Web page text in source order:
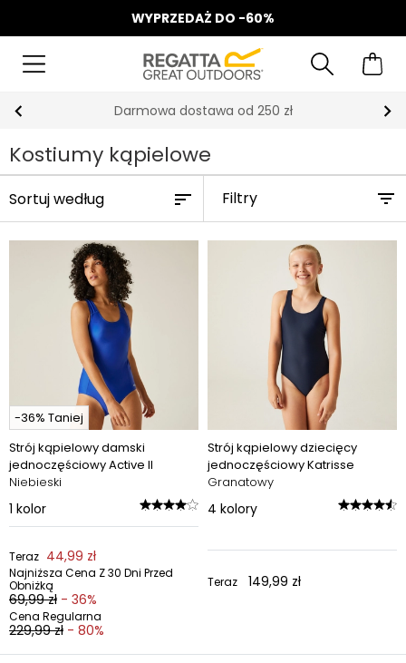
WYPRZEDAŻ DO -60%
Darmowa dostawa od 250 zł
Kostiumy kąpielowe
Filtry
-36% Taniej
Strój kąpielowy damski
jednoczęściowy Active II
Niebieski
1 kolor
Teraz 44,99 zł
Najniższa Cena Z 30 Dni Przed
Obniżką
69,99 zł - 36%
Cena Regularna
229,99 zł - 80%
Strój kąpielowy dziecięcy
jednoczęściowy Katrisse
Granatowy
4 kolory
Teraz 149,99 zł